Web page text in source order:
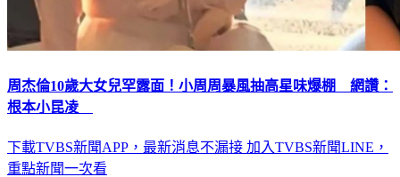
周杰倫10歲大女兒罕露面！小周周暴風抽高星味爆棚 網讚：
根本小昆凌
下載TVBS新聞APP，最新消息不漏接 加入TVBS新聞LINE，
重點新聞一次看